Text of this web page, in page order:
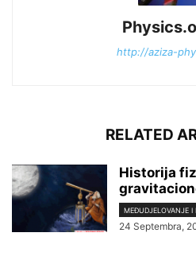
http://aziza-
RELATED
Historija
MEĐUDJELOVANJE I
24 Septembra,